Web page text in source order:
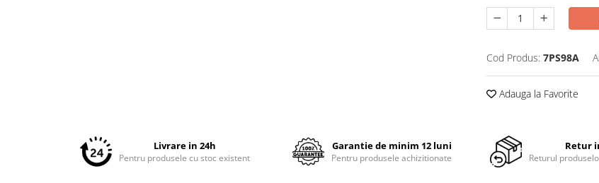
Imprimante 3D
Accesorii imprimante 3D
Cod Produs: 7PS98A
Adauga la Favorite
Livrare in 24h
Pentru produsele cu stoc existent
Garantie de minim 12 luni
Pentru produsele achizitionate
Retur
Returul